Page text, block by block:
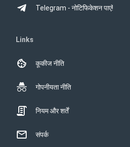
Telegram - नोटिफिकेशन पाएं!
Links
कूकीज नीति
गोपनीयता नीति
नियम और शर्तें
संपर्क